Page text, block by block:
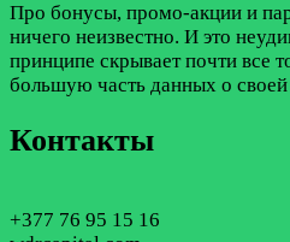
Про бонусы, промо-акции и
ничего неизвестно. И это
принципе скрывает почти все
большую часть данных о своей
Контакты
+377 76 95 15 16